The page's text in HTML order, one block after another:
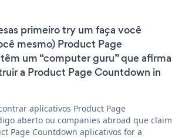
primeiro try um faça você
mesmo) Product Page
um “computer guru” que afirma
a Product Page Countdown in
aplicativos Product Page
aberto ou companies abroad que claim
Page Countdown aplicativos for a